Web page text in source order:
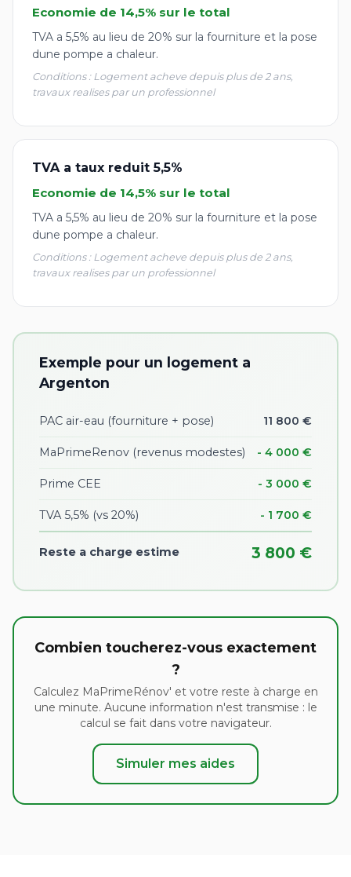
Economie de 14,5% sur le total
TVA a 5,5% au lieu de 20% sur la fourniture et la pose
dune pompe a chaleur.
Conditions : Logement acheve depuis plus de 2 ans,
travaux realises par un professionnel
TVA a taux reduit 5,5%
Economie de 14,5% sur le total
TVA a 5,5% au lieu de 20% sur la fourniture et la pose
dune pompe a chaleur.
Conditions : Logement acheve depuis plus de 2 ans,
travaux realises par un professionnel
Exemple pour un logement a
Argenton
PAC air-eau (fourniture + pose) 11 800 €
MaPrimeRenov (revenus modestes) - 4 000 €
Prime CEE - 3 000 €
TVA 5,5% (vs 20%) - 1 700 €
Reste a charge estime 3 800 €
Combien toucherez-vous exactement
?
Calculez MaPrimeRénov' et votre reste à charge en
une minute. Aucune information n'est transmise : le
calcul se fait dans votre navigateur.
Simuler mes aides